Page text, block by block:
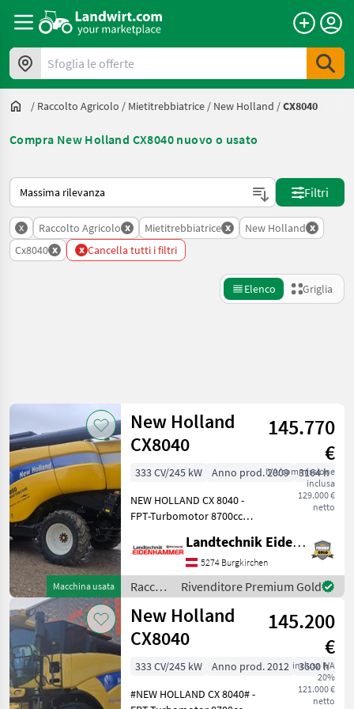
Sfoglia le offerte
/ Raccolto Agricolo / Mietitrebbiatrice / New Holland /CX8040
Compra New Holland CX8040 nuovo o usato
Ecco come viene ordinato su Landwirt.com
Filtri
x Raccolto Agricolo x Mietitrebbiatrice x New Holland x
Cx8040 x x Cancella tutti i filtri
Elenco Griglia
Categoria 5 Paese
PERCORSO
ATTUALE
Settore
agricolo
Raccolto
Agricolo
Mietitrebbiatrice
New
Cx8040
SCEGLI
CATEGORIA
Reimposta
Mostra
3
risultati
Macchina usata
New Holland
CX8040
145.770
€
IVA/commissione
inclusa
129.000 €
netto
333 CV/245 kW Anno prod. 2009 3164 h
NEW HOLLAND CX 8040 -
FPT-Turbomotor 8700ccm
Hydrogetriebe mit
Differentialsperre 32km/h -
5 Schüttler mit
Zentrifigalabscheider - 4
Trommel Masch
Landtechnik Eidenhammer GmbH
5274 Burgkirchen
Raccolto
agricolo
/ New
Holland
Rivenditore Premium Gold
New Holland
CX8040
145.200
€
inclusa IVA
20%
121.000 €
netto
333 CV/245 kW Anno prod. 2012 3600 h
#NEW HOLLAND CX 8040# -